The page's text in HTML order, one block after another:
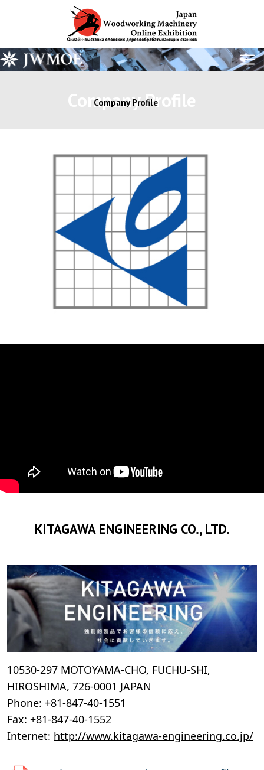
Company Profile
Company Profile
KITAGAWA ENGINEERING CO., LTD.
10530-297 MOTOYAMA-CHO, FUCHU-SHI,
HIROSHIMA, 726-0001 JAPAN
Phone: +81-847-40-1551
Fax: +81-847-40-1552
Internet: http://www.kitagawa-engineering.co.jp/